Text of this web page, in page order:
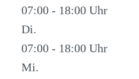
07:00 - 18:00
Di.
07:00 - 18:00
Mi.